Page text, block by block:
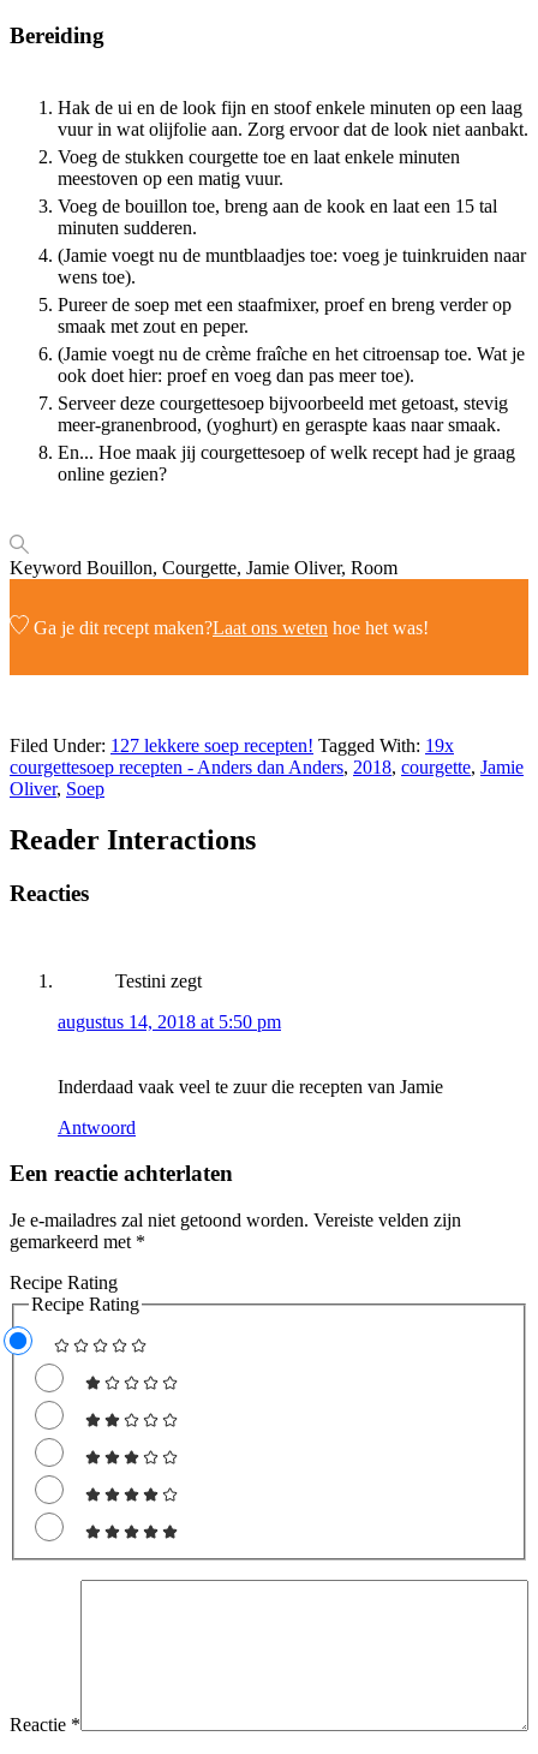
Bereiding
Hak de ui en de look fijn en stoof enkele minuten op een laag
vuur in wat olijfolie aan. Zorg ervoor dat de look niet aanbakt.
Voeg de stukken courgette toe en laat enkele minuten
meestoven op een matig vuur.
Voeg de bouillon toe, breng aan de kook en laat een 15 tal
minuten sudderen.
(Jamie voegt nu de muntblaadjes toe: voeg je tuinkruiden naar
wens toe).
Pureer de soep met een staafmixer, proef en breng verder op
smaak met zout en peper.
(Jamie voegt nu de crème fraîche en het citroensap toe. Wat je
ook doet hier: proef en voeg dan pas meer toe).
Serveer deze courgettesoep bijvoorbeeld met getoast, stevig
meer-granenbrood, (yoghurt) en geraspte kaas naar smaak.
En... Hoe maak jij courgettesoep of welk recept had je graag
online gezien?
Keyword Bouillon, Courgette, Jamie Oliver, Room
Ga je dit recept maken?Laat ons weten hoe het was!
Filed Under: 127 lekkere soep recepten! Tagged With: 19x
courgettesoep recepten - Anders dan Anders, 2018, courgette, Jamie
Oliver, Soep
Reader Interactions
Reacties
Testini zegt
augustus 14, 2018 at 5:50 pm
Inderdaad vaak veel te zuur die recepten van Jamie
Antwoord
Een reactie achterlaten
Je e-mailadres zal niet getoond worden. Vereiste velden zijn
gemarkeerd met *
Recipe Rating
Recipe Rating
Reactie *